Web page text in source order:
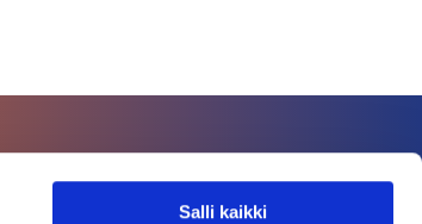
Salli kaikki